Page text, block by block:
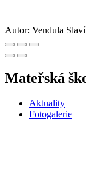
Autor: Vendula
Mateřská
Aktuality
Fotogalerie